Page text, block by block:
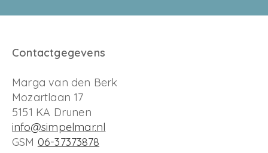
Contactgegevens
Marga van den Berk
Mozartlaan 17
5151 KA Drunen
info@simpelmar.nl
GSM 06-37373878